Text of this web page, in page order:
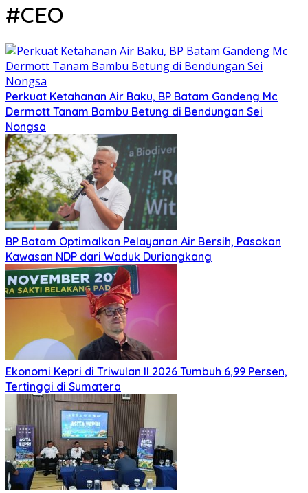
#CEO
Perkuat Ketahanan Air Baku, BP Batam Gandeng Mc
Dermott Tanam Bambu Betung di Bendungan Sei
Nongsa
BP Batam Optimalkan Pelayanan Air Bersih, Pasokan
Kawasan NDP dari Waduk Duriangkang
Ekonomi Kepri di Triwulan II 2026 Tumbuh 6,99 Persen,
Tertinggi di Sumatera